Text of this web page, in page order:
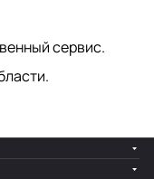
сервис.